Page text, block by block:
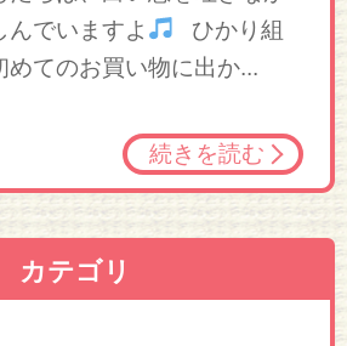
んでいますよ
ひかり組
めてのお買い物に出か...
続きを読む
カテゴリ